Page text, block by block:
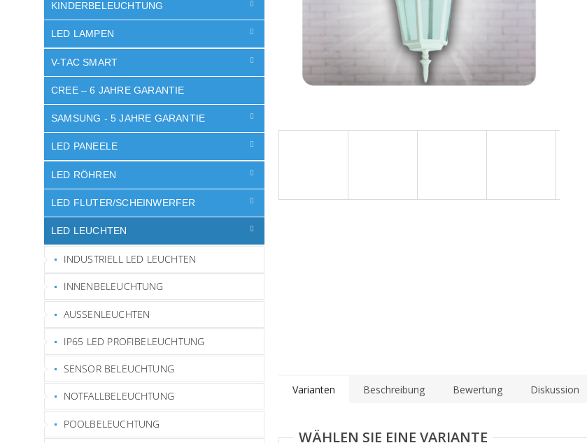
KINDERBELEUCHTUNG
LED LAMPEN
V-TAC SMART
CREE – 6 JAHRE GARANTIE
SAMSUNG - 5 JAHRE GARANTIE
LED PANEELE
LED RÖHREN
LED FLUTER/SCHEINWERFER
LED LEUCHTEN
INDUSTRIELL LED LEUCHTEN
INNENBELEUCHTUNG
AUSSENLEUCHTEN
IP65 LED PROFIBELEUCHTUNG
SENSOR BELEUCHTUNG
NOTFALLBELEUCHTUNG
POOLBELEUCHTUNG
Varianten Beschreibung Bewertung Diskussion